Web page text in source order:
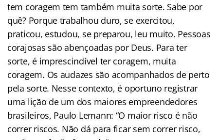
tem coragem tem também muita sorte. Sabe por
quê? Porque trabalhou duro, se exercitou,
praticou, estudou, se preparou, leu muito. Pessoas
corajosas são abençoadas por Deus. Para ter
sorte, é imprescindível ter coragem, muita
coragem. Os audazes são acompanhados de perto
pela sorte. Nesse contexto, é oportuno registrar
uma lição de um dos maiores empreendedores
brasileiros, Paulo Lemann: “O maior risco é não
correr riscos. Não dá para ficar sem correr risco,